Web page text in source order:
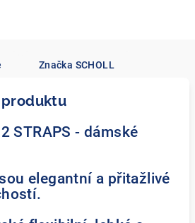
Značka SCHOLL
STRAPS - dámské
elegantní a přitažlivé